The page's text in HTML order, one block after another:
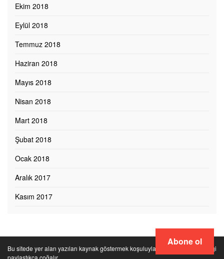
Ekim 2018
Eylül 2018
Temmuz 2018
Haziran 2018
Mayıs 2018
Nisan 2018
Mart 2018
Şubat 2018
Ocak 2018
Aralık 2017
Kasım 2017
Bu sitede yer alan yazıları kaynak göstermek koşuluyla paylaşabilirsiniz. Bilgi
paylaştıkça çoğalır
Abone ol